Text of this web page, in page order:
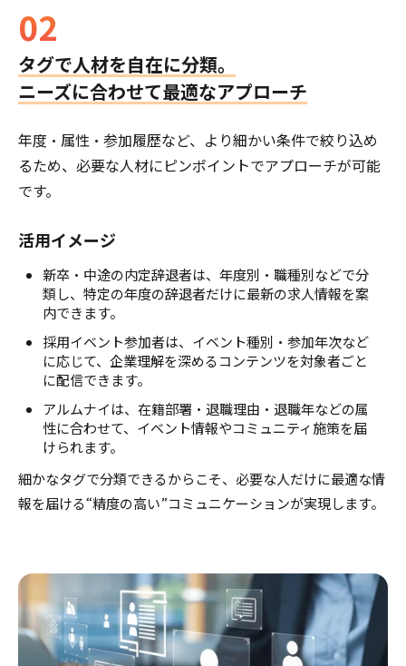
02
タグで人材を自在に分類。
ニーズに合わせて最適なアプローチ
年度・属性・参加履歴など、より細かい条件で絞り込め
るため、必要な人材にピンポイントでアプローチが可能
です。
活用イメージ
新卒・中途の内定辞退者は、年度別・職種別などで分
類し、特定の年度の辞退者だけに最新の求人情報を案
内できます。
採用イベント参加者は、イベント種別・参加年次など
に応じて、企業理解を深めるコンテンツを対象者ごと
に配信できます。
アルムナイは、在籍部署・退職理由・退職年などの属
性に合わせて、イベント情報やコミュニティ施策を届
けられます。
細かなタグで分類できるからこそ、必要な人だけに最適な情
報を届ける“精度の高い”コミュニケーションが実現します。